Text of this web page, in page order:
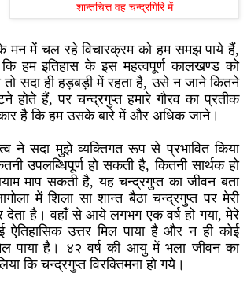
शान्तचित्त वह चन्द्रगिरि में
मन में चल रहे विचारक्रम को हम समझ पाये हैं,
कि हम इतिहास के इस महत्वपूर्ण कालखण्ड को
सदा ही हड़बड़ी में रहता है, उसे न जाने कितने
हैं, पर चन्द्रगुप्त हमारे गौरव का प्रतीक
है कि हम उसके बारे में और अधिक जाने।
ने सदा मुझे व्यक्तिगत रूप से प्रभावित किया
उपलब्धिपूर्ण हो सकती है, कितनी सार्थक हो
माप सकती है, यह चन्द्रगुप्त का जीवन बता
में शिला सा शान्त बैठा चन्द्रगुप्त पर मेरी
है। वहाँ से आये लगभग एक वर्ष हो गया, मेरे
ऐतिहासिक उत्तर मिल पाया है और न ही कोई
पाया है। ४२ वर्ष की आयु में भला जीवन का
कि चन्द्रगुप्त विरक्तिमना हो गये।